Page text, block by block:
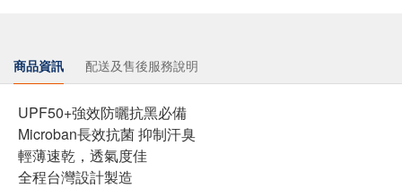
商品資訊 配送及售後服務說明
UPF50+強效防曬抗黑必備
Microban長效抗菌 抑制汗臭
輕薄速乾，透氣度佳
全程台灣設計製造